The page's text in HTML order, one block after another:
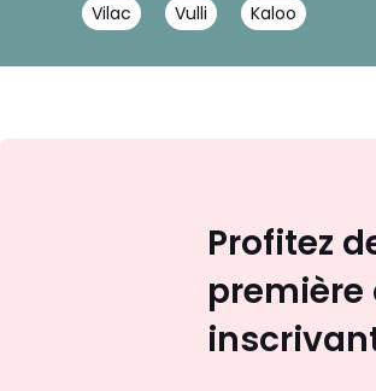
Vilac Vulli Kaloo
Profitez